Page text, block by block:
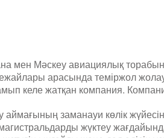
мен Мәскеу авиациялық
арасында теміржол
келе жатқан компания.
аймағының заманауи көлік
жүктеу